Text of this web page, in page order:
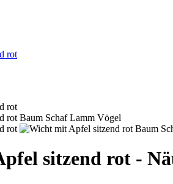
sitzend rot -